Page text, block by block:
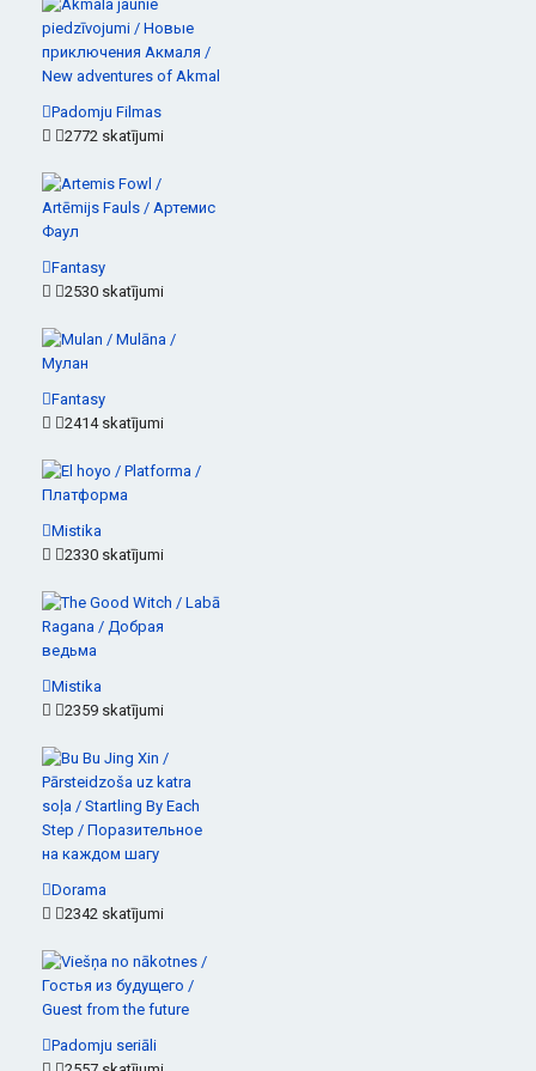
Padomju Filmas
2772 skatījumi
Fantasy
2530 skatījumi
Fantasy
2414 skatījumi
Mistika
2330 skatījumi
Mistika
2359 skatījumi
Dorama
2342 skatījumi
Padomju seriāli